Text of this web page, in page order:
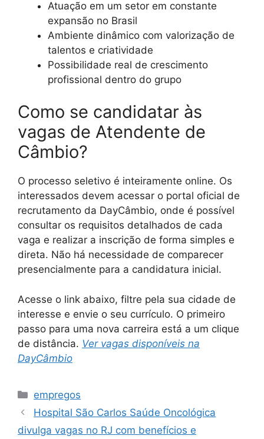
Atuação em um setor em constante
expansão no Brasil
Ambiente dinâmico com valorização de
talentos e criatividade
Possibilidade real de crescimento
profissional dentro do grupo
Como se candidatar às
vagas de Atendente de
Câmbio?
O processo seletivo é inteiramente online. Os
interessados devem acessar o portal oficial de
recrutamento da DayCâmbio, onde é possível
consultar os requisitos detalhados de cada
vaga e realizar a inscrição de forma simples e
direta. Não há necessidade de comparecer
presencialmente para a candidatura inicial.
Acesse o link abaixo, filtre pela sua cidade de
interesse e envie o seu currículo. O primeiro
passo para uma nova carreira está a um clique
de distância. Ver vagas disponíveis na
DayCâmbio
Categories
empregos
Hospital São Carlos Saúde Oncológica
divulga vagas no RJ com benefícios e